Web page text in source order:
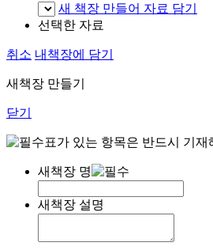
새 책장 만들어 자료 담기
선택한 자료
취소 내책장에 담기
새책장 만들기
닫기
표가 있는 항목은 반드시 기재
새책장 명
새책장 설명